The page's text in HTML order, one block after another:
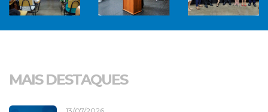
MAIS DESTAQUES